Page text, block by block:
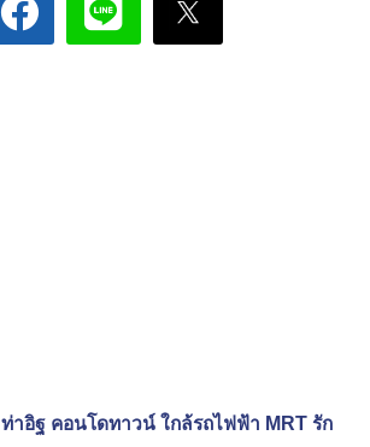
าอิฐ คอนโดทาวน์ ใกล้รถไฟฟ้า MRT รัก